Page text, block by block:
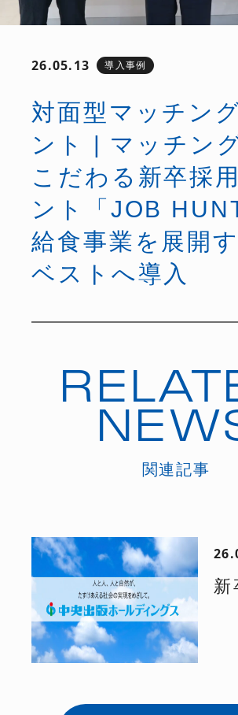
26.05.13 導入事例
対面型マッチン
ント | マッチン
こだわる新卒採
ント「JOB
給食事業を展開
ベストへ導入
関連記事
新